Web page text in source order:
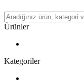
Ürünler
Kategoriler